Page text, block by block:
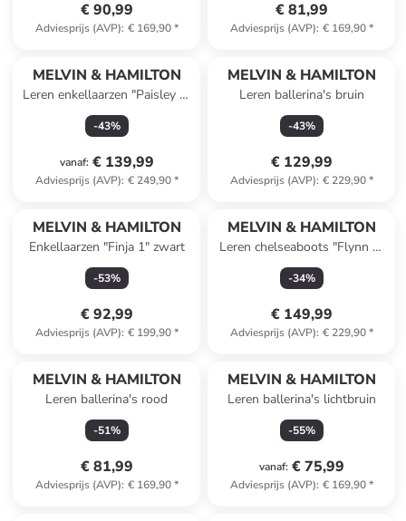
€ 90,99
Adviesprijs (AVP): € 169,90*
€ 81,99
Adviesprijs (AVP): € 169,90*
MELVIN & HAMILTON
Leren enkellaarzen "Paisley 5"
kaki
-43%
vanaf: € 139,99
Adviesprijs (AVP): € 249,90*
MELVIN & HAMILTON
Leren ballerina's bruin
-43%
€ 129,99
Adviesprijs (AVP): € 229,90*
MELVIN & HAMILTON
Enkellaarzen "Finja 1" zwart
-53%
€ 92,99
Adviesprijs (AVP): € 199,90*
MELVIN & HAMILTON
Leren chelseaboots "Flynn 2"
zwart
-34%
€ 149,99
Adviesprijs (AVP): € 229,90*
MELVIN & HAMILTON
Leren ballerina's rood
-51%
€ 81,99
Adviesprijs (AVP): € 169,90*
MELVIN & HAMILTON
Leren ballerina's lichtbruin
-55%
vanaf: € 75,99
Adviesprijs (AVP): € 169,90*